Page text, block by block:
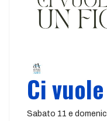
Ci
Sabato 11 e